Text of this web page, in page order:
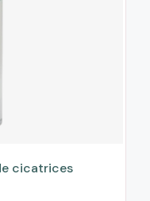
cicatrices